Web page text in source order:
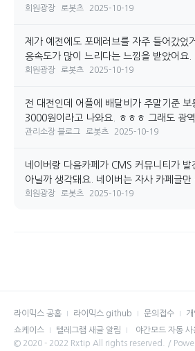
회원광장 로봇츠 2025-10-19
제가 예전에도 포메러브를 자주 들어갔었
응속도가 많이 느리다는 느낌을 받았어요.
회원광장 로봇츠 2025-10-19
전 대전인데 어플에 배달비가 주말기준
3000원이라고 나와요. ㅎㅎㅎ 그래도 광역
관리소장 블로그 로봇츠 2025-10-19
네이버랑 다음카페가 CMS 커뮤니티가 발
아닐까 생각돼요. 네이버는 자사 카페글만
회원광장 로봇츠 2025-10-19
라이믹스 공홈 라이믹스 github 문의접수
쇼케이스
텔레그램 새글 알림
야간모드 자동 사
© 2020 - 2022 Rxtip All rights reserved. /